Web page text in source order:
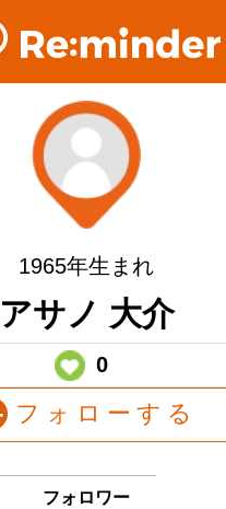
1965年生まれ
アサノ 大介
0
フォローする
フォロワー